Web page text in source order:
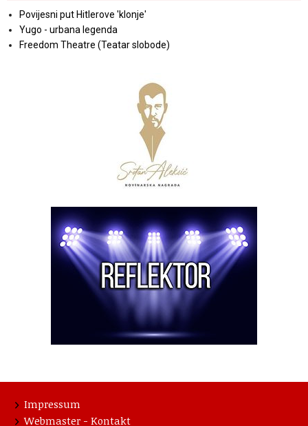
Povijesni put Hitlerove 'klonje'
Yugo - urbana legenda
Freedom Theatre (Teatar slobode)
Impressum
Webmaster - Kontakt